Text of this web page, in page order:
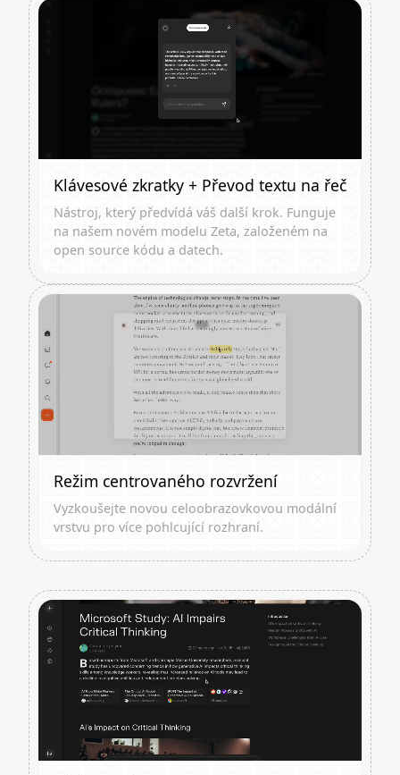
Klávesové zkratky + Převod textu na řeč
Nástroj, který předvídá váš další krok. Funguje
na našem novém modelu Zeta, založeném na
open source kódu a datech.
Režim centrovaného rozvržení
Vyzkoušejte novou celoobrazovkovou modální
vrstvu pro více pohlcující rozhraní.